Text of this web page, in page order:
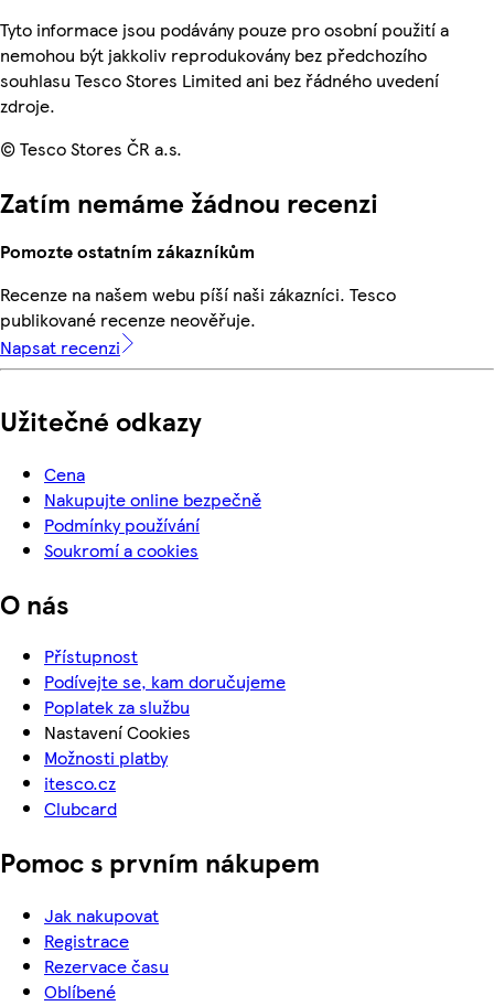
Tyto informace jsou podávány pouze pro osobní použití a
nemohou být jakkoliv reprodukovány bez předchozího
souhlasu Tesco Stores Limited ani bez řádného uvedení
zdroje.
© Tesco Stores ČR a.s.
Zatím nemáme žádnou recenzi
Pomozte ostatním zákazníkům
Recenze na našem webu píší naši zákazníci. Tesco
publikované recenze neověřuje.
Napsat recenzi
Užitečné odkazy
Cena
Nakupujte online bezpečně
Podmínky používání
Soukromí a cookies
O nás
Přístupnost
Podívejte se, kam doručujeme
Poplatek za službu
Nastavení Cookies
Možnosti platby
itesco.cz
Clubcard
Pomoc s prvním nákupem
Jak nakupovat
Registrace
Rezervace času
Oblíbené